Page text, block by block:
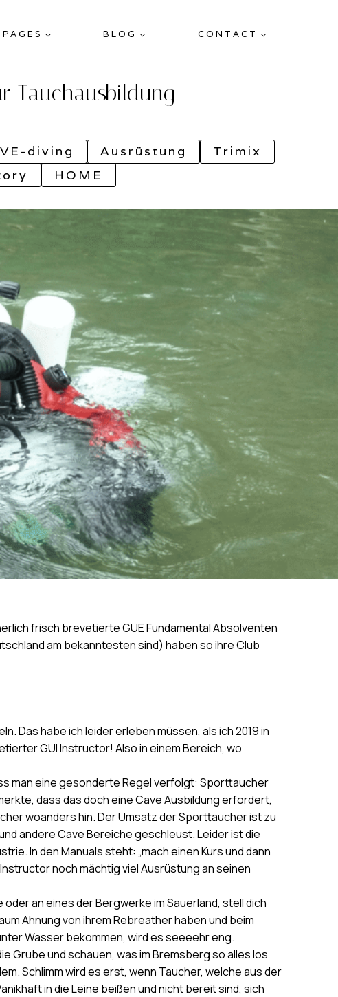
PAGES BLOG CONTACT
Tauchausbildung
diving Ausrüstung
Trimix
HOME
frisch brevetierte GUE Fundamental Absolventen
am bekanntesten sind) haben so ihre Club
Das habe ich leider erleben müssen, als ich 2019 in
GUI Instructor! Also in einem Bereich, wo
man eine gesonderte Regel verfolgt: Sporttaucher
dass das doch eine Cave Ausbildung erfordert,
woanders hin. Der Umsatz der Sporttaucher ist zu
andere Cave Bereiche geschleust. Leider ist die
In den Manuals steht: „mach einen Kurs und dann
noch mächtig viel Ausrüstung an seinen
an eines der Bergwerke im Sauerland, stell dich
Ahnung von ihrem Rebreather haben und beim
Wasser bekommen, wird es seeeehr eng.
Grube und schauen, was im Bremsberg so alles los
Schlimm wird es erst, wenn Taucher, welche aus der
in die Leine beißen und nicht bereit sind, sich